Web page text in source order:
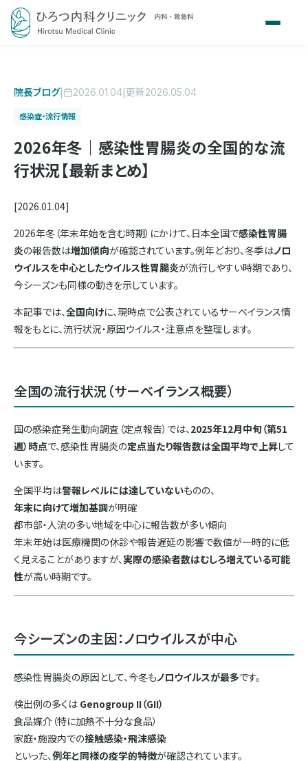
院長ブログ| 2026.01.04|更新2026.05.04
感染症・流行情報
2026年冬｜感染性胃腸炎の全国的な流
行状況【最新まとめ】
[2026.01.04]
2026年冬（年末年始を含む時期）にかけて、日本全国で感染性胃腸
炎の報告数は増加傾向が確認されています。例年どおり、冬季はノロ
ウイルスを中心としたウイルス性胃腸炎が流行しやすい時期であり、
今シーズンも同様の動きを示しています。
本記事では、全国向けに、現時点で公表されているサーベイランス情
報をもとに、流行状況・原因ウイルス・注意点を整理します。
全国の流行状況（サーベイランス概要）
国の感染症発生動向調査（定点報告）では、2025年12月中旬（第51
週）時点で、感染性胃腸炎の定点当たり報告数は全国平均で上昇して
います。
全国平均は警報レベルには達していないものの、
年末に向けて増加基調が明確
都市部・人流の多い地域を中心に報告数が多い傾向
年末年始は医療機関の休診や報告遅延の影響で数値が一時的に低
く見えることがありますが、実際の感染者数はむしろ増えている可能
性が高い時期です。
今シーズンの主因：ノロウイルスが中心
感染性胃腸炎の原因として、今冬もノロウイルスが最多です。
検出例の多くは Genogroup II（GII）
食品媒介（特に加熱不十分な食品）
家庭・施設内での接触感染・飛沫感染
といった、例年と同様の疫学的特徴が確認されています。